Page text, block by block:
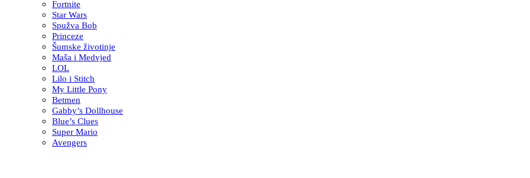
Fortnite
Star Wars
Spužva Bob
Princeze
Šumske životinje
Maša i Medvjed
LOL
Lilo i Stitch
My Little Pony
Betmen
Gabby’s Dollhouse
Blue’s Clues
Super Mario
Avengers